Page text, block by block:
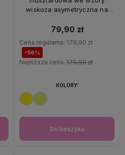
wiskoza asymetryczna na
79,90 zł
Cena regularna: 179,90 zł
-56%
Najniższa cena: 179,90 zł
Do koszyka
KOLORY: